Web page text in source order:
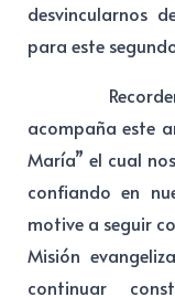
desvincularnos
para este
Recordemos
acompaña este
María” el cual
confiando en
motive a seguir
Misión
continuar